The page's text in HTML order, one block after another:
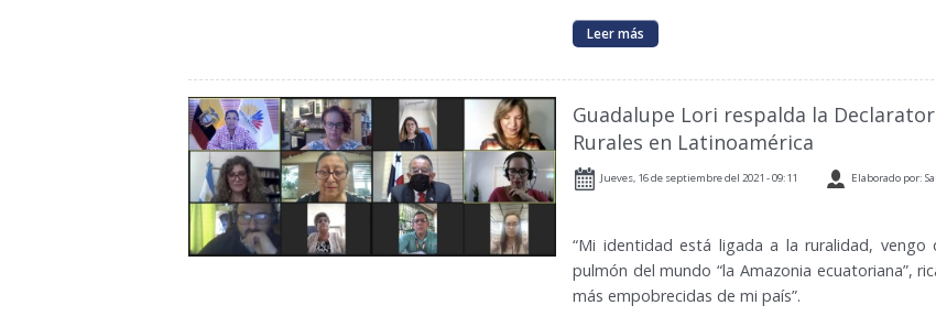
Leer más
Guadalupe Lori respalda la
Rurales en Latinoamérica
Jueves, 16 de septiembre del 2021 - 09:11 Elaborado por:
“Mi identidad está ligada a la ruralidad,
pulmón del mundo “la Amazonia ecuatoriana”,
más empobrecidas de mi país”.